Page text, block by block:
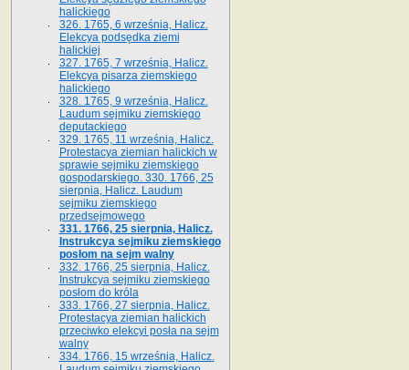
halickiego
326. 1765, 6 września, Halicz.
Elekcya podsędka ziemi
halickiej
327. 1765, 7 września, Halicz.
Elekcya pisarza ziemskiego
halickiego
328. 1765, 9 września, Halicz.
Laudum sejmiku ziemskiego
deputackiego
329. 1765, 11 września, Halicz.
Protestacya ziemian halickich w
sprawie sejmiku ziemskiego
gospodarskiego. 330. 1766, 25
sierpnia, Halicz. Laudum
sejmiku ziemskiego
przedsejmowego
331. 1766, 25 sierpnia, Halicz.
Instrukcya sejmiku ziemskiego
posłom na sejm walny
332. 1766, 25 sierpnia, Halicz.
Instrukcya sejmiku ziemskiego
posłom do króla
333. 1766, 27 sierpnia, Halicz.
Protestacya ziemian halickich
przeciwko elekcyi posła na sejm
walny
334. 1766, 15 września, Halicz.